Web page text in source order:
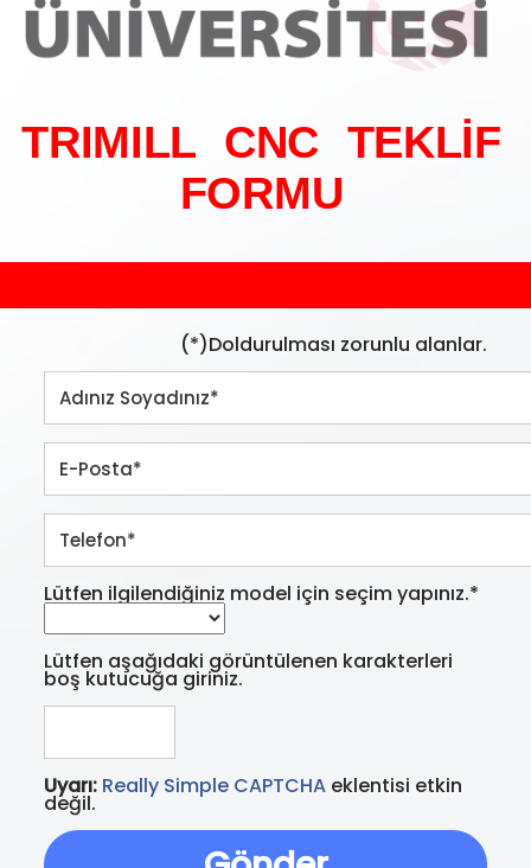
TRIMILL CNC TEKLİF
FORMU
(*)Doldurulması zorunlu alanlar.
Lütfen ilgilendiğiniz model için seçim yapınız.*
Lütfen aşağıdaki görüntülenen karakterleri
boş kutucuğa giriniz.
Uyarı: Really Simple CAPTCHA eklentisi etkin
değil.